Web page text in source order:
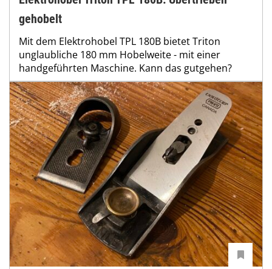
gehobelt
Mit dem Elektrohobel TPL 180B bietet Triton
unglaubliche 180 mm Hobelweite - mit einer
handgeführten Maschine. Kann das gutgehen?